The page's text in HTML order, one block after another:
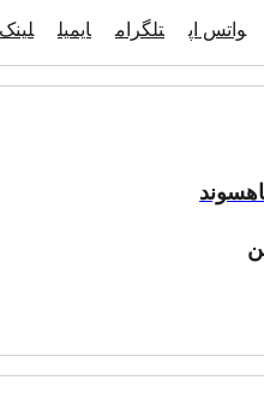
واتس اپ تلگرام ایمیل